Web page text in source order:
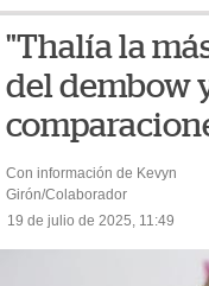
"Thalía la
del dembow
Con información de Kevyn
Girón/Colaborador
19 de julio de 2025, 11:49